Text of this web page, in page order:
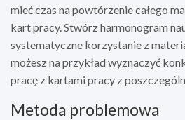
mieć czas na powtórzenie całego
kart pracy. Stwórz harmonogram
systematyczne korzystanie z
możesz na przykład wyznaczyć
pracę z kartami pracy z
Metoda problemowa